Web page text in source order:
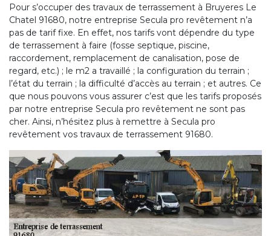
Pour s’occuper des travaux de terrassement à Bruyeres Le
Chatel 91680, notre entreprise Secula pro revêtement n’a
pas de tarif fixe. En effet, nos tarifs vont dépendre du type
de terrassement à faire (fosse septique, piscine,
raccordement, remplacement de canalisation, pose de
regard, etc.) ; le m2 a travaillé ; la configuration du terrain ;
l’état du terrain ; la difficulté d’accès au terrain ; et autres. Ce
que nous pouvons vous assurer c’est que les tarifs proposés
par notre entreprise Secula pro revêtement ne sont pas
cher. Ainsi, n’hésitez plus à remettre à Secula pro
revêtement vos travaux de terrassement 91680.